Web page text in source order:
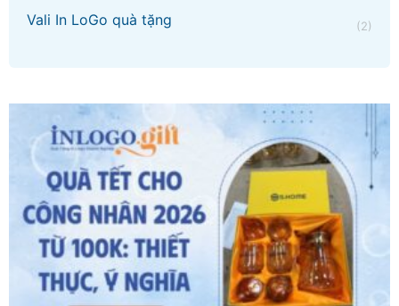
Vali In LoGo quà tặng (2)